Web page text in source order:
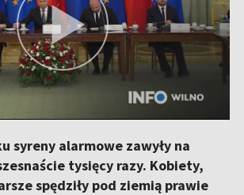
syreny alarmowe zawyły na
tysięcy razy. Kobiety,
spędziły pod ziemią prawie